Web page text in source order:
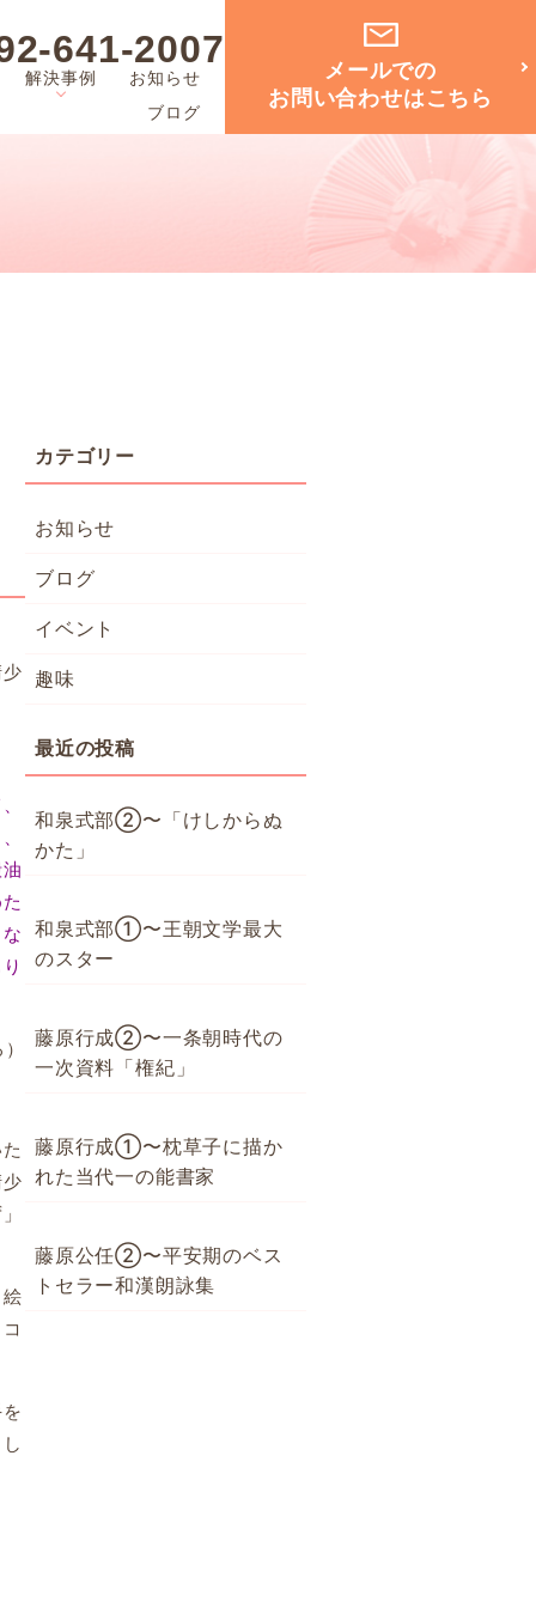
解決事例
お知らせ
ブログ
641-2007
メールでの
お問い合わせはこちら
お知らせ
ブログ
イベント
趣味
最近の投稿
和泉式部②〜「けしからぬ
かた」
和泉式部①〜王朝文学最大
のスター
藤原行成②〜一条朝時代の
一次資料「権紀」
藤原行成①〜枕草子に描か
れた当代一の能書家
藤原公任②〜平安期のベス
トセラー和漢朗詠集